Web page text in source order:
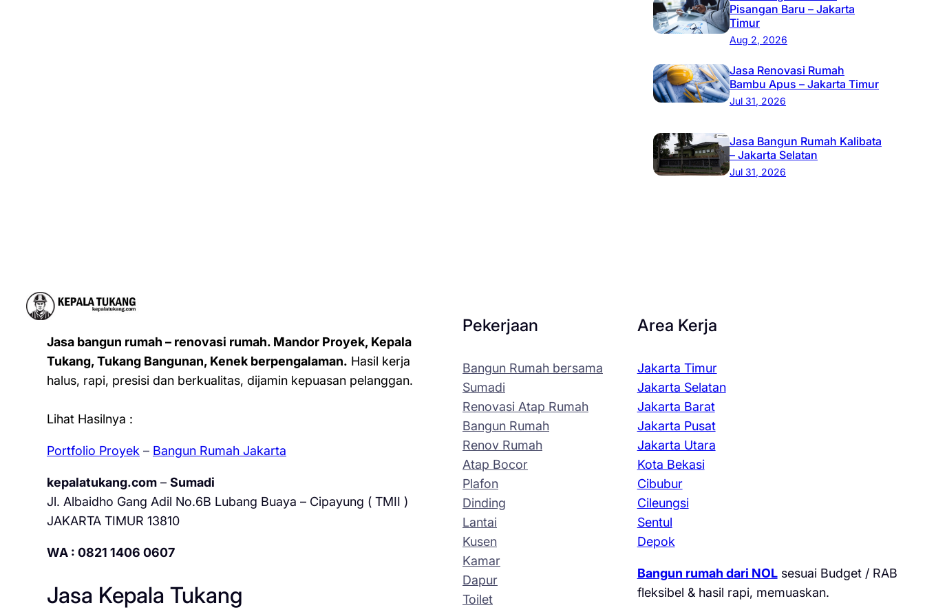
Pisangan Baru – Jakarta
Timur
Aug 2, 2026
Jasa Renovasi Rumah
Bambu Apus – Jakarta Timur
Jul 31, 2026
Jasa Bangun Rumah Kalibata
– Jakarta Selatan
Jul 31, 2026
Jasa bangun rumah – renovasi rumah. Mandor Proyek, Kepala
Tukang, Tukang Bangunan, Kenek berpengalaman. Hasil kerja
halus, rapi, presisi dan berkualitas, dijamin kepuasan pelanggan.
Lihat Hasilnya :
Portfolio Proyek– Bangun Rumah Jakarta
kepalatukang.com– Sumadi
Jl. Albaidho Gang Adil No.6B Lubang Buaya – Cipayung ( TMII )
JAKARTA TIMUR 13810
WA : 0821 1406 0607
Jasa Kepala Tukang
Pekerjaan
Bangun Rumah bersama
Sumadi
Renovasi Atap Rumah
Bangun Rumah
Renov Rumah
Atap Bocor
Plafon
Dinding
Lantai
Kusen
Kamar
Dapur
Toilet
Area Kerja
Jakarta Timur
Jakarta Selatan
Jakarta Barat
Jakarta Pusat
Jakarta Utara
Kota Bekasi
Cibubur
Cileungsi
Sentul
Depok
Bangun rumah dari NOLsesuai Budget / RAB
fleksibel & hasil rapi, memuaskan.